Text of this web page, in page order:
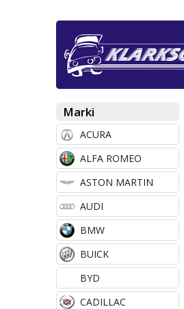
M
e
n
u
g
ł
ó
w
n
e
Marki
ACURA
ALFA ROMEO
ASTON MARTIN
AUDI
BMW
BUICK
BYD
CADILLAC